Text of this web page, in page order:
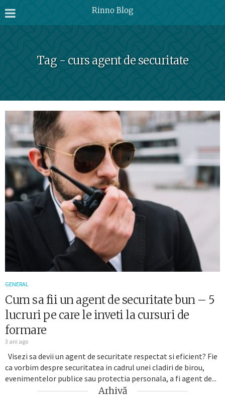
Rinno Blog
Tag - curs agent de securitate
GENERAL
Cum sa fii un agent de securitate bun – 5
lucruri pe care le inveti la cursuri de
formare
3 ani ago
Visezi sa devii un agent de securitate respectat si eficient? Fie
ca vorbim despre securitatea in cadrul unei cladiri de birou,
evenimentelor publice sau protectia personala, a fi agent de...
Arhivă